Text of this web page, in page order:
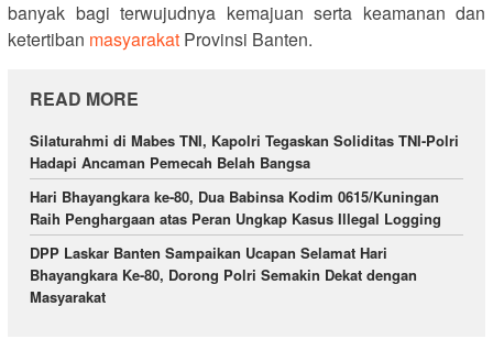
banyak bagi terwujudnya kemajuan serta keamanan dan
ketertiban masyarakat Provinsi Banten.
READ MORE
Silaturahmi di Mabes TNI, Kapolri Tegaskan Soliditas TNI-Polri
Hadapi Ancaman Pemecah Belah Bangsa
Hari Bhayangkara ke-80, Dua Babinsa Kodim 0615/Kuningan
Raih Penghargaan atas Peran Ungkap Kasus Illegal Logging
DPP Laskar Banten Sampaikan Ucapan Selamat Hari
Bhayangkara Ke-80, Dorong Polri Semakin Dekat dengan
Masyarakat